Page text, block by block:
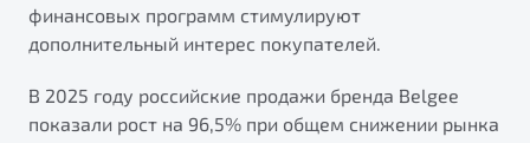
финансовых программ стимулируют
дополнительный интерес покупателей.
В 2025 году российские продажи бренда Belgee
показали рост на 96,5% при общем снижении рынка